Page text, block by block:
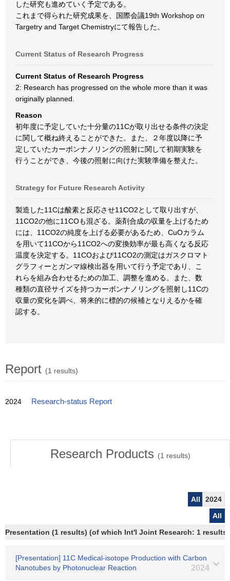
した研究も進めていく予定である。
これまで得られた研究成果を、国際会議19th Workshop on
Targetry and Target Chemistryにて報告した。
Current Status of Research Progress
Current Status of Research Progress
2: Research has progressed on the whole more than it was
originally planned.
Reason
初年度に予定していた十分量の11Cが取り出せる条件の決定
に関して概ね終えることができた。また、２年度以降に予
定していたカーボンナノリングの照射に関して初期実験を
行うことができ、今後の照射に向けた実験準備を整えた。
Strategy for Future Research Activity
製造した11Cは酸素と反応させ11CO2として取り出すが、
11CO2の他に11COも混ざる。薬剤合成の収量を上げるため
には、11CO2の純度を上げる必要があるため、CuOカラム
を用いて11COから11CO2への変換効率が最も高くなる反応
温度を決定する。11COおよび11CO2の測定はガスクロマト
グラフィーとガンマ線検出器を用いて行う予定であり、こ
れらを組み合わせるための加工、調整を進める。また、数
種類の直径サイズを持つカーボンナノリングを照射し11Cの
収量の変化を調べ、将来的に標的の候補となりえるかを確
認する。
Report (1 results)
2024 Research-status Report
Research Products (1 results)
All
2024
All
Presentation (1 results) (of which Int'l Joint Research: 1 results)
[Presentation] 11C Medical-isotope Production with Carbon
Nanotubes by Photonuclear Reaction
2024